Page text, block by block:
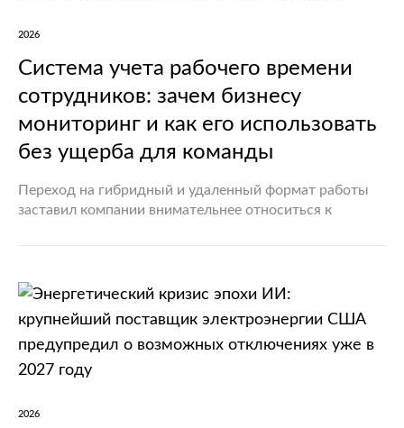
2026
Система учета рабочего времени
сотрудников: зачем бизнесу
мониторинг и как его использовать
без ущерба для команды
Переход на гибридный и удаленный формат работы
заставил компании внимательнее относиться к
недостаточно ориентироваться только на отчеты и
распределяется нагрузка,…
2026